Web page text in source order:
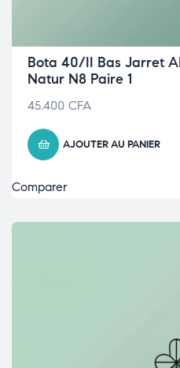
Bota 40/II Bas Jarret
Natur N8 Paire 1
45.400 CFA
AJOUTER AU PANIER
Comparer